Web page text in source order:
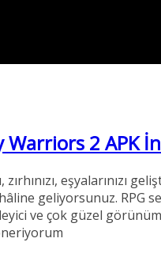
Warriors 2 APK
zırhınızı, eşyalarınızı
geliyorsunuz. RPG
ve çok güzel